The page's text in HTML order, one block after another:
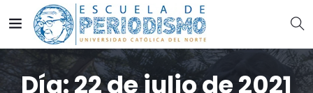
Día:22 de julio de 2021